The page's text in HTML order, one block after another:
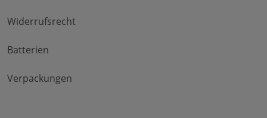
Widerrufsrecht
Batterien
Verpackungen